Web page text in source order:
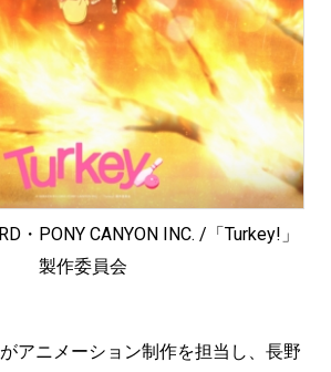
・PONY CANYON INC. /「Turkey!」
製作委員会
がアニメーション制作を担当し、長野